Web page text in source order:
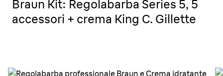
Braun Kit: Regolabarba Series 5, 5
accessori + crema King C. Gillette